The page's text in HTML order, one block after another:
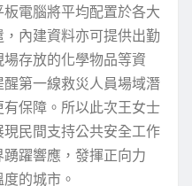
電腦將平均配置於各大
內建資料亦可提供出勤
存放的化學物品等資
第一線救災人員場域潛
保障。所以此次王女士
民間支持公共安全工作
躍響應，發揮正向力
的城市。